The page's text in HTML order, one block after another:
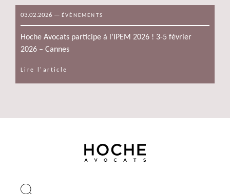
03.02.2026 — ÉVÈNEMENTS
Hoche Avocats participe à l’IPEM 2026 ! 3-5 février
2026 – Cannes
Lire l'article